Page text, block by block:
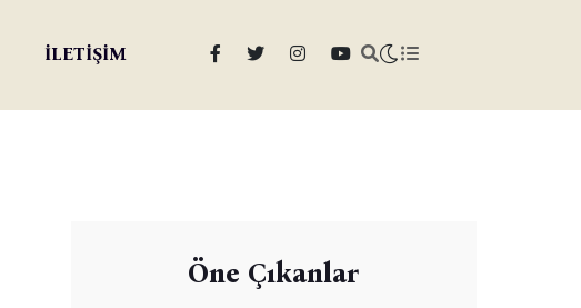
İLETİŞİM
Öne Çıkanlar